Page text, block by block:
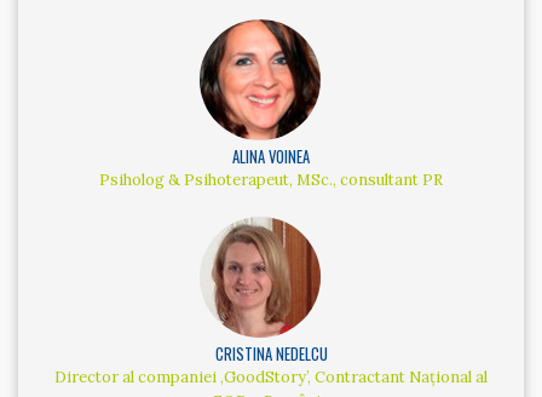
ALINA VOINEA
Psiholog & Psihoterapeut, MSc., consultant PR
CRISTINA NEDELCU
Director al companiei ‚GoodStory’, Contractant Național al